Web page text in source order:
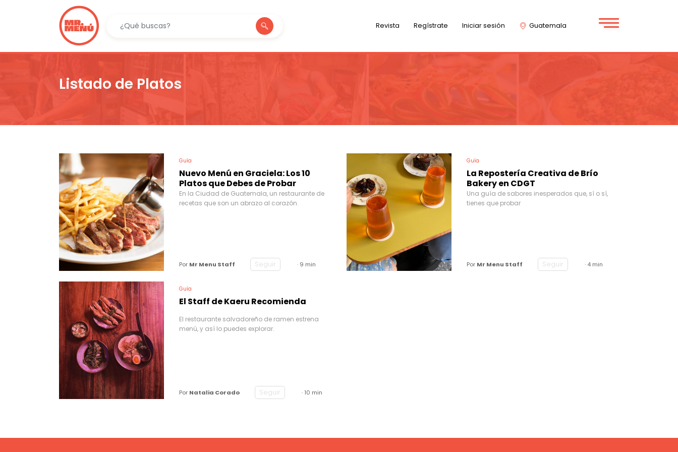
Revista Regístrate Iniciar sesión Guatemala
Listado de Platos
Guía
Nuevo Menú en Graciela: Los 10
Platos que Debes de Probar
En la Ciudad de Guatemala, un restaurante de
recetas que son un abrazo al corazón.
Por Mr Menu Staff Seguir · 9 min
Guía
La Repostería Creativa de Brío
Bakery en CDGT
Una guía de sabores inesperados que, sí o sí,
tienes que probar
Por Mr Menu Staff Seguir · 4 min
Guía
El Staff de Kaeru Recomienda
El restaurante salvadoreño de ramen estrena
menú, y así lo puedes explorar.
Por Natalia Corado Seguir · 10 min